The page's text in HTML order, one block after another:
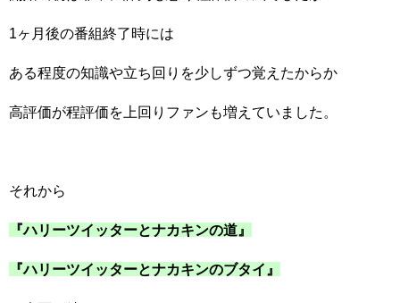
1ヶ月後の番組終了時には
ある程度の知識や立ち回りを少しずつ覚えたからか
高評価が程評価を上回りファンも増えていました。
それから
『ハリーツイッターとナカキンの道』
『ハリーツイッターとナカキンのブタイ』